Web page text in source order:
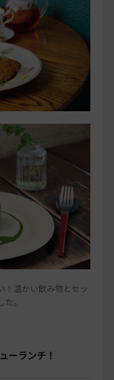
！温かい飲み物とセッ
。
ーランチ！